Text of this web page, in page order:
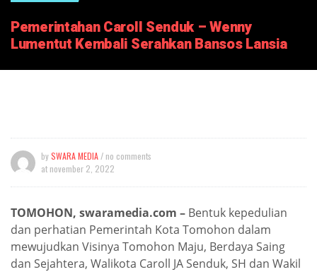
Pemerintahan Caroll Senduk – Wenny
Lumentut Kembali Serahkan Bansos Lansia
bySWARA MEDIA / no comments
at november 2, 2022
TOMOHON, swaramedia.com – Bentuk kepedulian
dan perhatian Pemerintah Kota Tomohon dalam
mewujudkan Visinya Tomohon Maju, Berdaya Saing
dan Sejahtera, Walikota Caroll JA Senduk, SH dan Wakil